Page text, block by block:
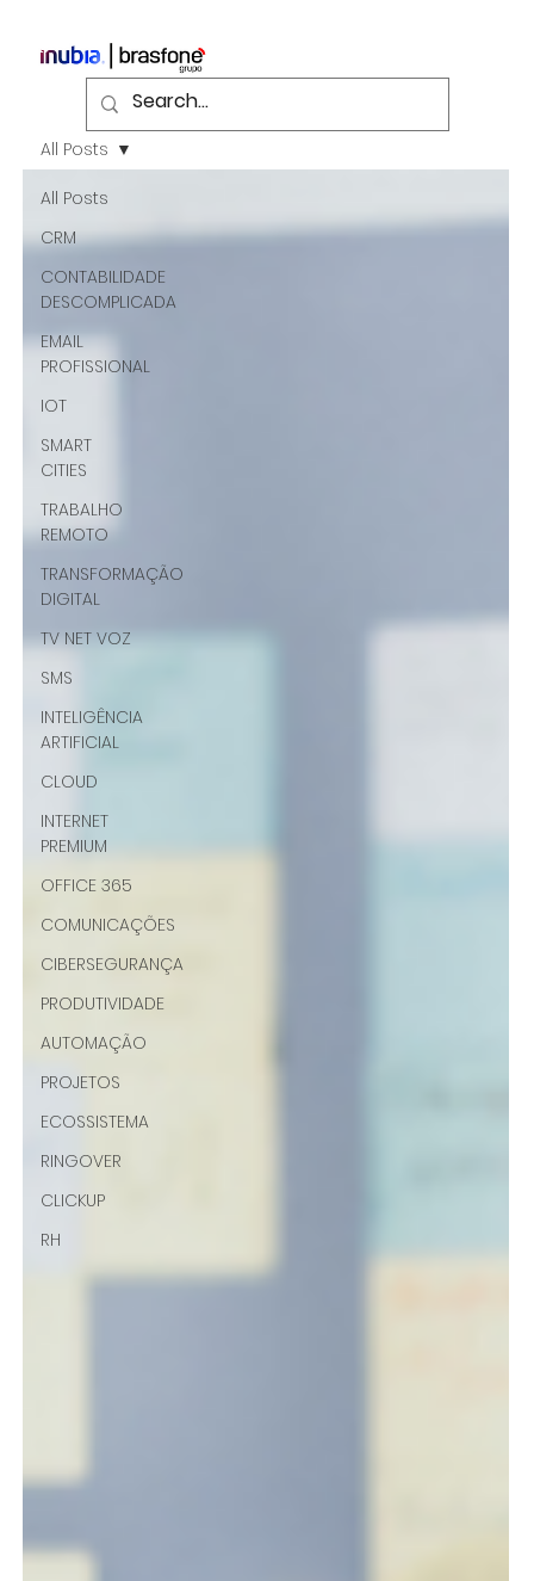
All Posts
CRM
CONTABILIDADE
DESCOMPLICADA
EMAIL
PROFISSIONAL
IOT
SMART
CITIES
TRABALHO
REMOTO
TRANSFORMAÇÃO
DIGITAL
TV NET VOZ
SMS
INTELIGÊNCIA
ARTIFICIAL
CLOUD
INTERNET
PREMIUM
OFFICE 365
COMUNICAÇÕES
CIBERSEGURANÇA
PRODUTIVIDADE
AUTOMAÇÃO
PROJETOS
ECOSSISTEMA
RINGOVER
CLICKUP
RH
All Posts